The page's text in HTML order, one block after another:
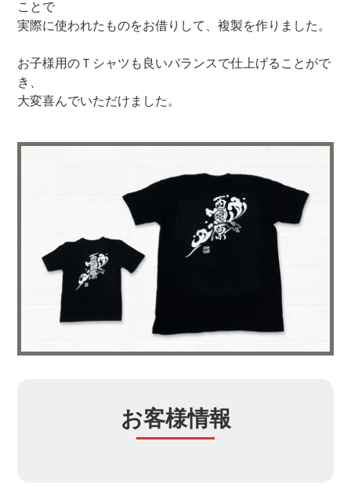
ことで
実際に使われたものをお借りして、複製を作りました。
お子様用のＴシャツも良いバランスで仕上げることがで
き、
大変喜んでいただけました。
お客様情報